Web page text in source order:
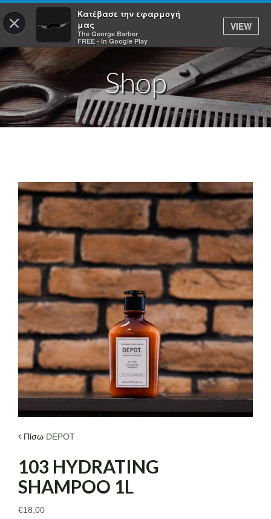
×
Κατέβασε την εφαρμογή
μας
The George Barber
FREE - In Google Play
VIEW
ΣΥΝΔΕΣΗ
ΑΡΧΙΚΗ
ΠΡΟΪΟΝΤΑ
ΕΦΑΡΜΟΓΕΣ
THE GEORGE
ΤΑ ΝΕΑ ΜΑΣ
ΕΠΙΚΟΙΝΩΝΙΑ
Shop
Πίσω DEPOT
103 HYDRATING
SHAMPOO 1L
€18,00